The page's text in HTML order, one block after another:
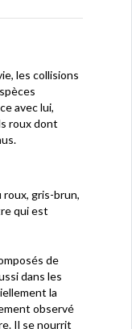
les collisions
avec lui,
roux dont
roux, gris-brun,
qui est
de
dans les
la
observé
Il se nourrit